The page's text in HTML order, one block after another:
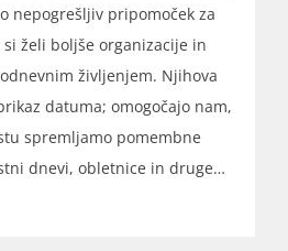
nepogrešljiv pripomoček za
želi boljše organizacije in
življenjem. Njihova
datuma; omogočajo nam,
spremljamo pomembne
dnevi, obletnice in druge…